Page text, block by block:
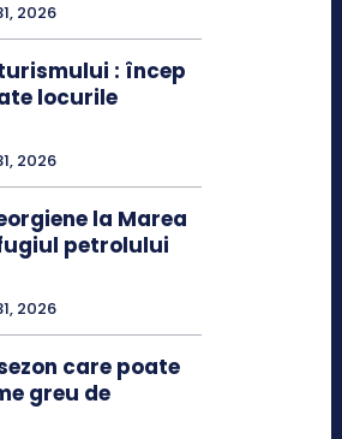
2026
: încep
locurile
2026
la Marea
petrolului
2026
care poate
greu de